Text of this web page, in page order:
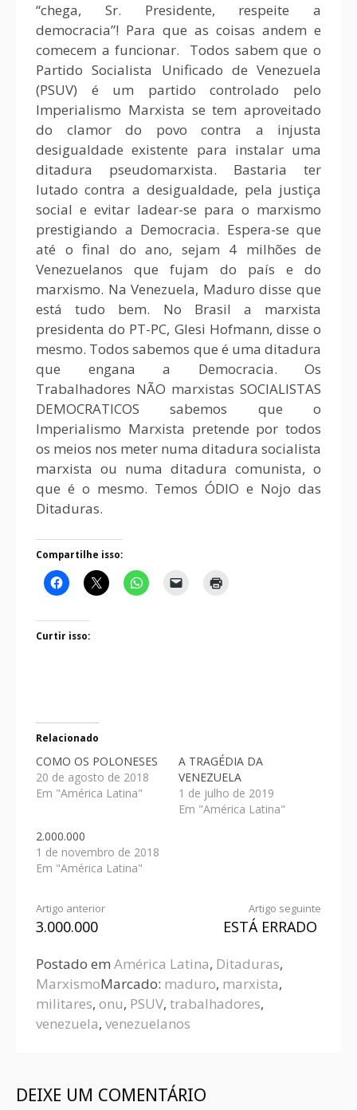
“chega, Sr. Presidente, respeite a
democracia”! Para que as coisas andem e
comecem a funcionar. Todos sabem que o
Partido Socialista Unificado de Venezuela
(PSUV) é um partido controlado pelo
Imperialismo Marxista se tem aproveitado
do clamor do povo contra a injusta
desigualdade existente para instalar uma
ditadura pseudomarxista. Bastaria ter
lutado contra a desigualdade, pela justiça
social e evitar ladear-se para o marxismo
prestigiando a Democracia. Espera-se que
até o final do ano, sejam 4 milhões de
Venezuelanos que fujam do país e do
marxismo. Na Venezuela, Maduro disse que
está tudo bem. No Brasil a marxista
presidenta do PT-PC, Glesi Hofmann, disse o
mesmo. Todos sabemos que é uma ditadura
que engana a Democracia. Os
Trabalhadores NÃO marxistas SOCIALISTAS
DEMOCRATICOS sabemos que o
Imperialismo Marxista pretende por todos
os meios nos meter numa ditadura socialista
marxista ou numa ditadura comunista, o
que é o mesmo. Temos ÓDIO e Nojo das
Ditaduras.
Compartilhe isso:
Curtir isso:
Relacionado
COMO OS POLONESES
20 de agosto de 2018
Em "América Latina"
A TRAGÉDIA DA
VENEZUELA
1 de julho de 2019
Em "América Latina"
2.000.000
1 de novembro de 2018
Em "América Latina"
Artigo anterior
3.000.000
Artigo seguinte
ESTÁ ERRADO
Postado em América Latina, Ditaduras,
MarxismoMarcado: maduro, marxista,
militares, onu, PSUV, trabalhadores,
venezuela, venezuelanos
DEIXE UM COMENTÁRIO